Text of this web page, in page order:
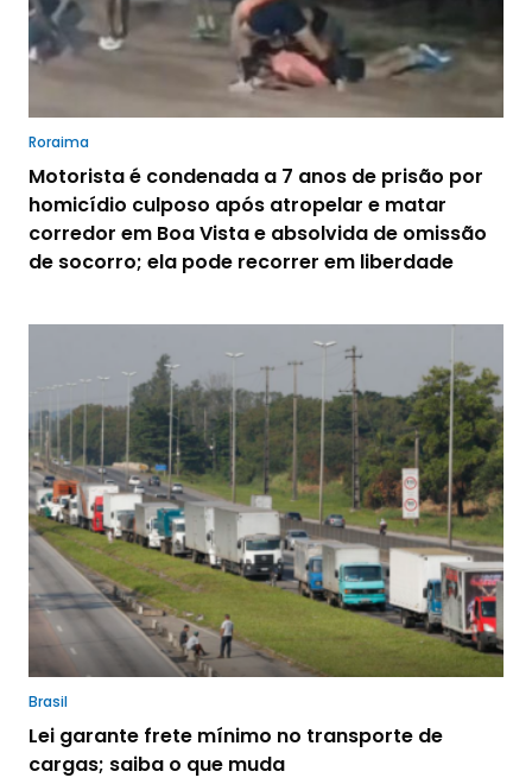
Roraima
Motorista é condenada a 7 anos de prisão por
homicídio culposo após atropelar e matar
corredor em Boa Vista e absolvida de omissão
de socorro; ela pode recorrer em liberdade
Brasil
Lei garante frete mínimo no transporte de
cargas; saiba o que muda